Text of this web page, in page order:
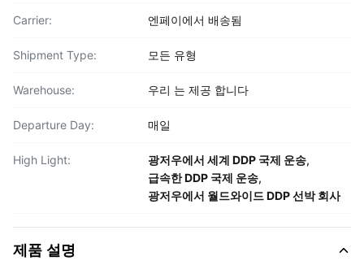
Carrier: 엔페이에서 배송됨
Shipment Type: 모든 유형
Warehouse: 우리 는 제공 합니다
Departure Day: 매일
High Light: 광저우에서 세계 DDP 국제 운송,
급속한 DDP 국제 운송,
광저우에서 월드와이드 DDP 선박 회사
제품 설명